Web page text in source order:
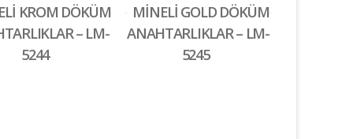
KROM DÖKÜM
– LM-
5244
MİNELİ GOLD DÖKÜM
ANAHTARLIKLAR – LM-
5245